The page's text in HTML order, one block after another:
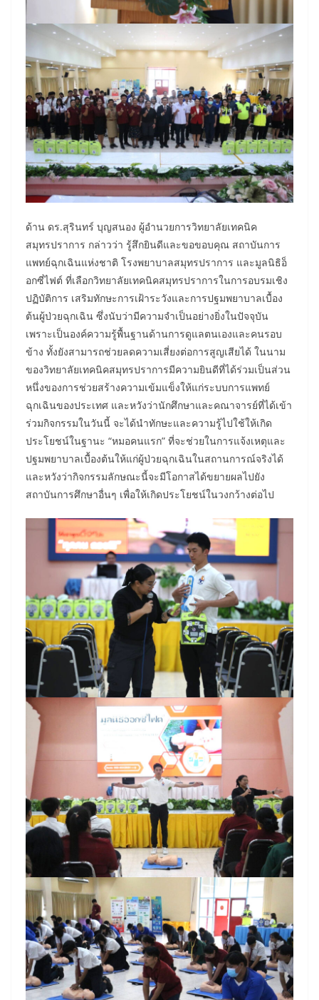
​ด้าน ดร.สุรินทร์ บุญสนอง ผู้อำนวยการวิทยาลัยเทคนิค
สมุทรปราการ กล่าวว่า รู้สึกยินดีและขอขอบคุณ สถาบันการ
แพทย์ฉุกเฉินแห่งชาติ โรงพยาบาลสมุทรปราการ และมูลนิธิอ็
อกซี่ไฟต์ ที่เลือกวิทยาลัยเทคนิคสมุทรปราการในการอบรมเชิง
ปฏิบัติการ เสริมทักษะการเฝ้าระวังและการปฐมพยาบาลเบื้อง
ต้นผู้ป่วยฉุกเฉิน ซึ่งนับว่ามีความจำเป็นอย่างยิ่งในปัจจุบัน
เพราะเป็นองค์ความรู้พื้นฐานด้านการดูแลตนเองและคนรอบ
ข้าง ทั้งยังสามารถช่วยลดความเสี่ยงต่อการสูญเสียได้ ในนาม
ของวิทยาลัยเทคนิคสมุทรปราการมีความยินดีที่ได้ร่วมเป็นส่วน
หนึ่งของการช่วยสร้างความเข้มแข็งให้แก่ระบบการแพทย์
ฉุกเฉินของประเทศ และหวังว่านักศึกษาและคณาจารย์ที่ได้เข้า
ร่วมกิจกรรมในวันนี้ จะได้นำทักษะและความรู้ไปใช้ให้เกิด
ประโยชน์ในฐานะ “หมอคนแรก” ที่จะช่วยในการแจ้งเหตุและ
ปฐมพยาบาลเบื้องต้นให้แก่ผู้ป่วยฉุกเฉินในสถานการณ์จริงได้
และหวังว่ากิจกรรมลักษณะนี้จะมีโอกาสได้ขยายผลไปยัง
สถาบันการศึกษาอื่นๆ เพื่อให้เกิดประโยชน์ในวงกว้างต่อไป